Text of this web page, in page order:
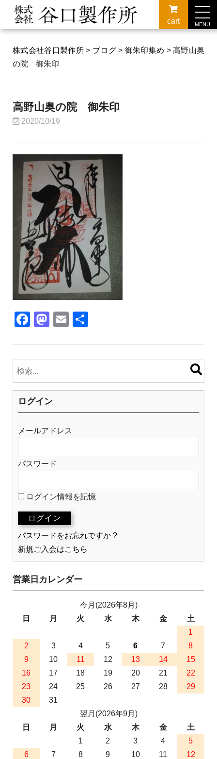
cart MENU
株式会社谷口製作所 > ブログ> 御朱印集め >高野山奥
の院 御朱印
高野山奥の院 御朱印
2020/10/19
F
c
e
b
o
o
k
M
st
o
d
o
n
E
ail
ログイン
メールアドレス
パスワード
ログイン情報を記憶
パスワードをお忘れですか ?
新規ご入会はこちら
営業日カレンダー
今月(2026年8月)
日
月 火 水 木 金
土
1
2
3 4 5 6 7
8
9
10 11 12 13 14
15
16
17 18 19 20 21
22
23
24 25 26 27 28
29
30
31
翌月(2026年9月)
日
月 火 水 木 金
土
1
2 3 4
5
6
7 8 9 10 11
12